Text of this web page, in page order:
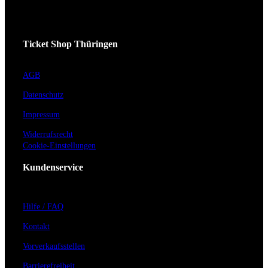
Ticket Shop Thüringen
AGB
Datenschutz
Impressum
Widerrufsrecht
Cookie-Einstellungen
Kundenservice
Hilfe / FAQ
Kontakt
Vorverkaufsstellen
Barrierefreiheit